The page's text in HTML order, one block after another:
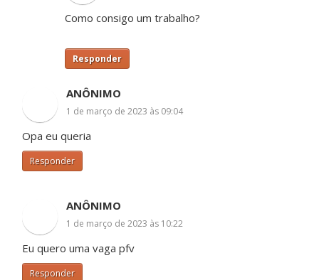
Como consigo um trabalho?
Responder
ANÔNIMO
1 de março de 2023 às 09:04
Opa eu queria
Responder
ANÔNIMO
1 de março de 2023 às 10:22
Eu quero uma vaga pfv
Responder